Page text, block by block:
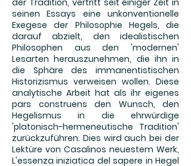
der Tradition, vertritt seit einiger Zeit in
seinen Essays eine unkonventionelle
Exegese der Philosophie Hegels, die
darauf abzielt, den idealistischen
Philosophen aus den 'modernen'
Lesarten herauszunehmen, die ihn in
die Sphäre des immanentistischen
Historizismus verweisen wollen. Diese
analytische Arbeit hat als ihr eigenes
pars construens den Wunsch, den
Hegelismus in die ehrwürdige
'platonisch-hermeneutische Tradition'
zurückzuführen. Dies wird auch bei der
Lektüre von Casalinos neuestem Werk,
L'essenza iniziatica del sapere in Hegel